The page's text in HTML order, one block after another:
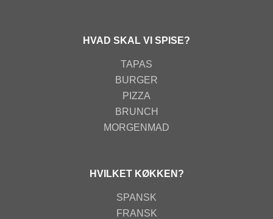
HVAD SKAL VI SPISE?
TAPAS
BURGER
PIZZA
BRUNCH
MORGENMAD
HVILKET KØKKEN?
SPANSK
FRANSK